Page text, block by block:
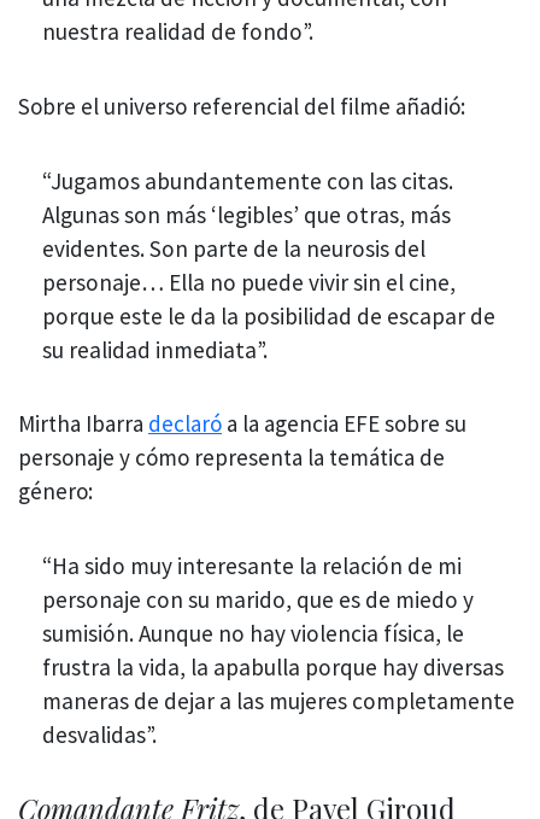
nuestra realidad de fondo”.
Sobre el universo referencial del filme añadió:
“Jugamos abundantemente con las citas.
Algunas son más ‘legibles’ que otras, más
evidentes. Son parte de la neurosis del
personaje… Ella no puede vivir sin el cine,
porque este le da la posibilidad de escapar de
su realidad inmediata”.
Mirtha Ibarra declaró a la agencia EFE sobre su
personaje y cómo representa la temática de
género:
“Ha sido muy interesante la relación de mi
personaje con su marido, que es de miedo y
sumisión. Aunque no hay violencia física, le
frustra la vida, la apabulla porque hay diversas
maneras de dejar a las mujeres completamente
desvalidas”.
Comandante Fritz, de Pavel Giroud